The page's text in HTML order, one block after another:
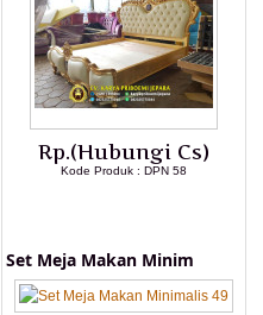
Rp.(Hubungi Cs)
Kode Produk : DPN 58
Set Meja Makan Minim